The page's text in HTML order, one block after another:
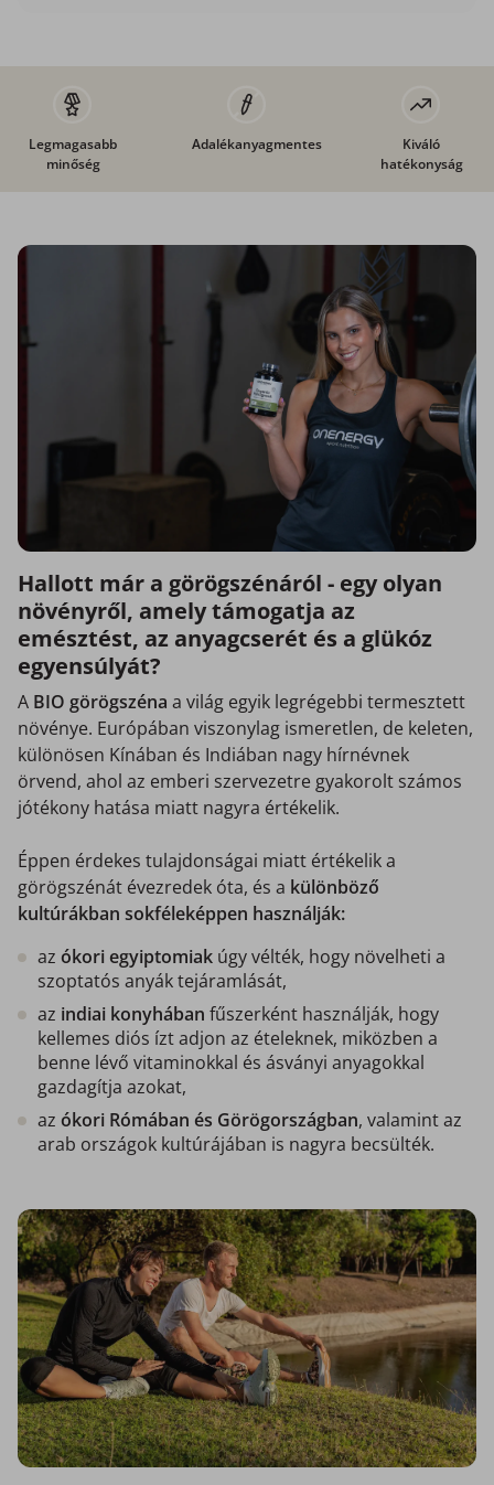
Legmagasabb
minőség
Adalékanyagmentes
Kiváló
hatékonyság
Hallott már a görögszénáról - egy olyan
növényről, amely támogatja az
emésztést, az anyagcserét és a glükóz
egyensúlyát?
A BIO görögszéna a világ egyik legrégebbi termesztett
növénye. Európában viszonylag ismeretlen, de keleten,
különösen Kínában és Indiában nagy hírnévnek
örvend, ahol az emberi szervezetre gyakorolt számos
jótékony hatása miatt nagyra értékelik.
Éppen érdekes tulajdonságai miatt értékelik a
görögszénát évezredek óta, és a különböző
kultúrákban sokféleképpen használják:
az ókori egyiptomiak úgy vélték, hogy növelheti a
szoptatós anyák tejáramlását,
az indiai konyhában fűszerként használják, hogy
kellemes diós ízt adjon az ételeknek, miközben a
benne lévő vitaminokkal és ásványi anyagokkal
gazdagítja azokat,
az ókori Rómában és Görögországban, valamint az
arab országok kultúrájában is nagyra becsülték.